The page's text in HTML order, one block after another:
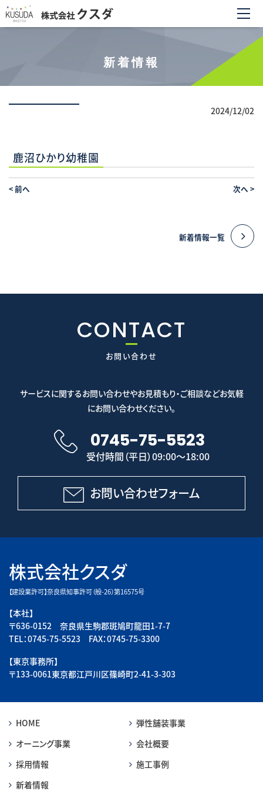
新着情報
2024/12/02
鹿沼ひかり幼稚園
<前へ 次へ >
新着情報一覧
CONTACT
お問い合わせ
サービスに関するお問い合わせやお見積もり・ご相談などお気軽
にお問い合わせください。
0745-75-5523
受付時間（平日）09:00～18:00
お問い合わせフォーム
株式会社クスダ
【建設業許可】奈良県知事許可（般-26）第16575号
【本社】
〒636-0152 奈良県生駒郡斑鳩町龍田1-7-7
TEL：0745-75-5523 FAX：0745-75-3300
【東京事務所】
〒133-0061東京都江戸川区篠崎町2-41-3-303
HOME
弾性舗装事業
オーニング事業
会社概要
採用情報
施工事例
新着情報